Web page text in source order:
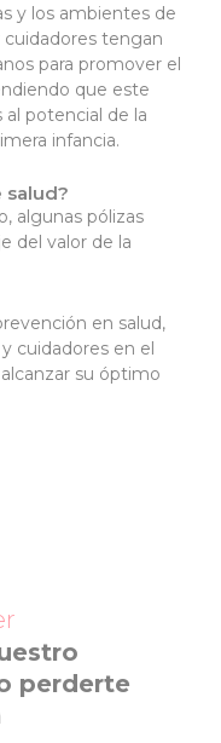
y los ambientes de
cuidadores tengan
para promover el
que este
al potencial de la
infancia.
salud?
algunas pólizas
del valor de la
en salud,
cuidadores en el
su óptimo
perderte